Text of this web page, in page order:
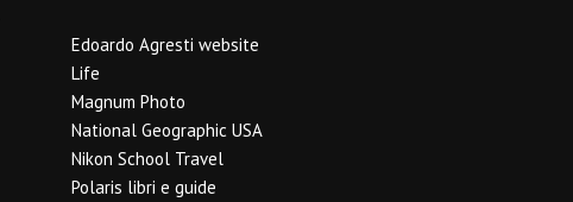
Edoardo Agresti website
Life
Magnum Photo
National Geographic USA
Nikon School Travel
Polaris libri e guide